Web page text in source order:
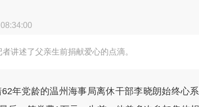
讲述了父亲生前捐献爱心的点滴。
党龄的温州海事局离休干部李晓朗始终心系